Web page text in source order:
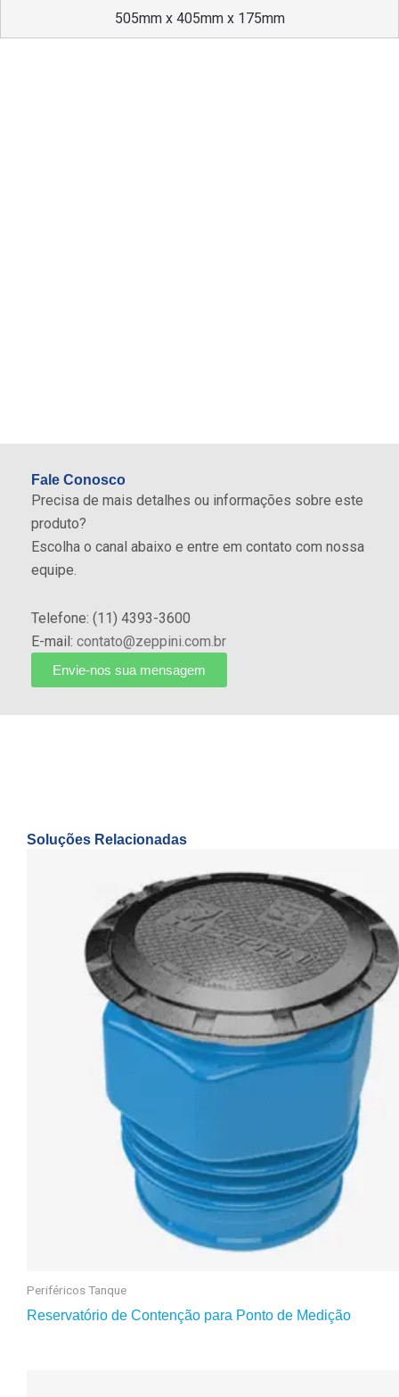
505mm x 405mm x 175mm
Fale Conosco
Precisa de mais detalhes ou informações sobre este
produto?
Escolha o canal abaixo e entre em contato com nossa
equipe.
Telefone: (11) 4393-3600
E-mail: contato@zeppini.com.br
Envie-nos sua mensagem
Soluções Relacionadas
Periféricos Tanque
Reservatório de Contenção para Ponto de Medição